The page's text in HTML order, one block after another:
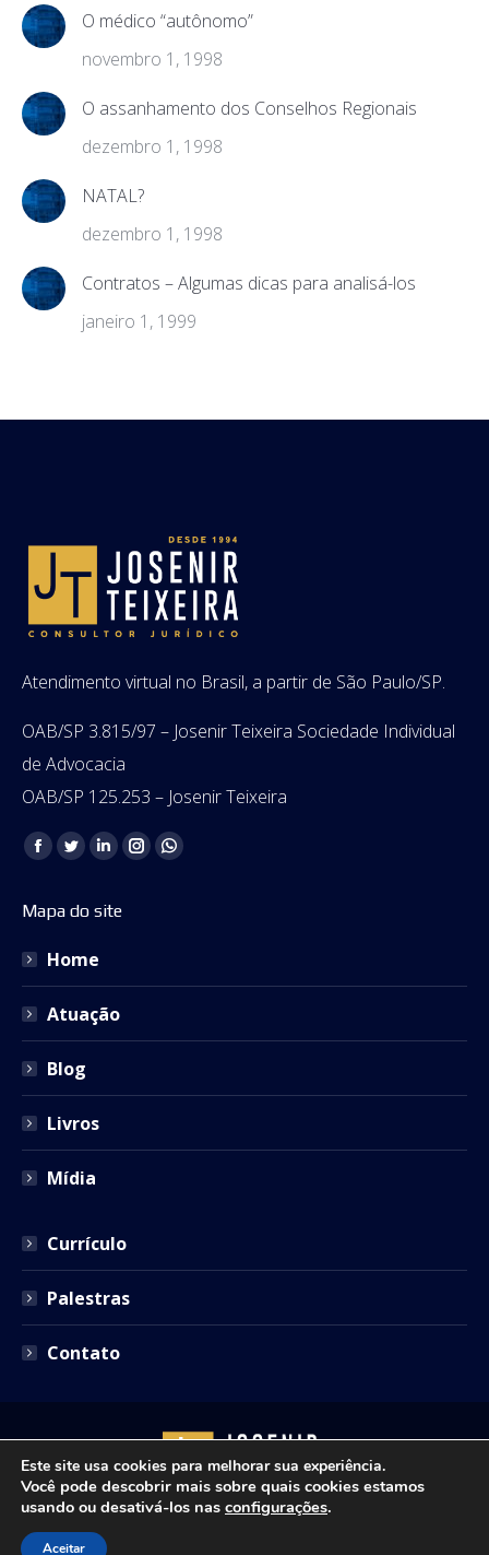
O médico “autônomo”
novembro 1, 1998
O assanhamento dos Conselhos Regionais
dezembro 1, 1998
NATAL?
dezembro 1, 1998
Contratos – Algumas dicas para analisá-los
janeiro 1, 1999
Atendimento virtual no Brasil, a partir de São Paulo/SP.
OAB/SP 3.815/97 – Josenir Teixeira Sociedade Individual
de Advocacia
OAB/SP 125.253 – Josenir Teixeira
Encontre-nos em:
Facebook
opens
new
Twitter
opens
new
Linkedin
opens
InstagramWhatsapp
Mapa do site
Home
Atuação
Blog
Livros
Mídia
Currículo
Palestras
Contato
Copyright © 2021 - Josenir Teixeira Advocacia. Todos os
Este site usa cookies para melhorar sua experiência.
Você pode descobrir mais sobre quais cookies estamos
usando ou desativá-los nas configurações.
Aceitar